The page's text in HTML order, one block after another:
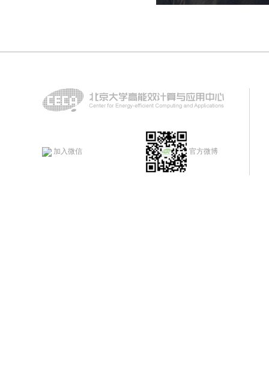
加入微信 官方微博